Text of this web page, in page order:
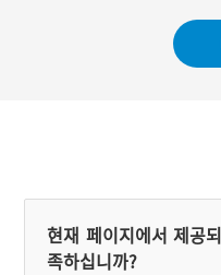
“탄광 돈은 햇빛만 보면 녹
는다.”는 말처럼 탄광에서
번 돈은 헤펐다. 어떤 이는
현재 페이지에서 제공
족하십니까?